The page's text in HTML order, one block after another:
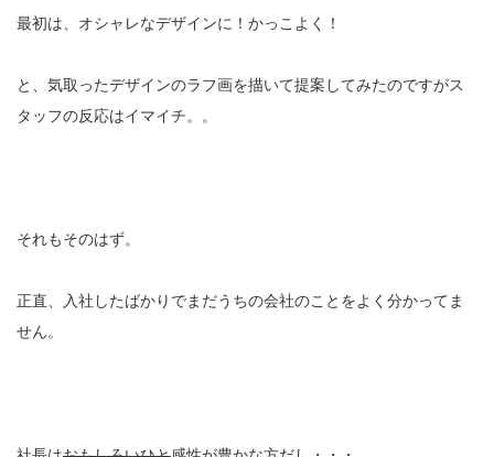
最初は、オシャレなデザインに！かっこよく！
と、気取ったデザインのラフ画を描いて提案してみたのですがス
タッフの反応はイマイチ。。
それもそのはず。
正直、入社したばかりでまだうちの会社のことをよく分かってま
せん。